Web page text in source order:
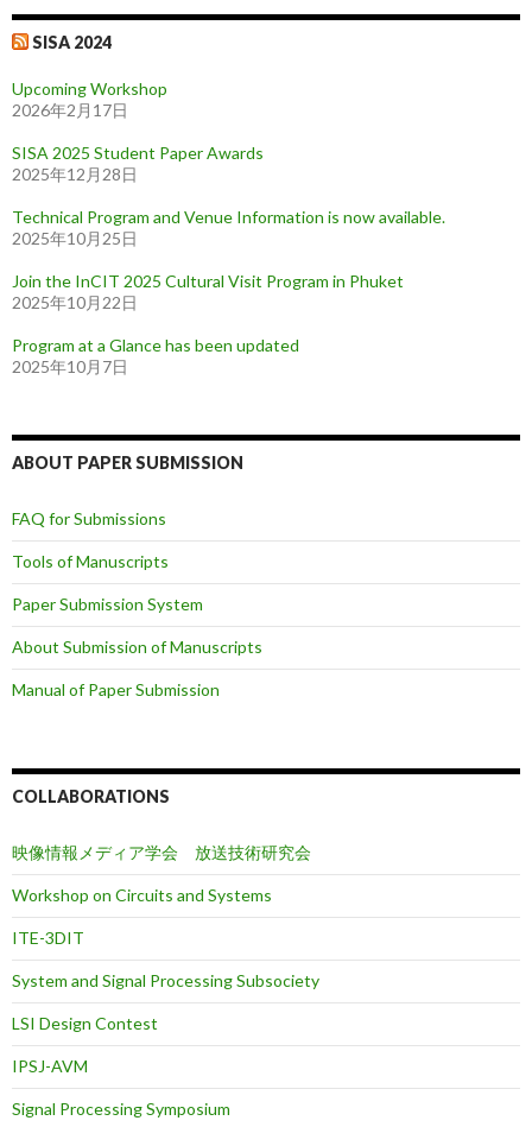
SISA 2024
Upcoming Workshop
2026年2月17日
SISA 2025 Student Paper Awards
2025年12月28日
Technical Program and Venue Information is now available.
2025年10月25日
Join the InCIT 2025 Cultural Visit Program in Phuket
2025年10月22日
Program at a Glance has been updated
2025年10月7日
ABOUT PAPER SUBMISSION
FAQ for Submissions
Tools of Manuscripts
Paper Submission System
About Submission of Manuscripts
Manual of Paper Submission
COLLABORATIONS
映像情報メディア学会 放送技術研究会
Workshop on Circuits and Systems
ITE-3DIT
System and Signal Processing Subsociety
LSI Design Contest
IPSJ-AVM
Signal Processing Symposium